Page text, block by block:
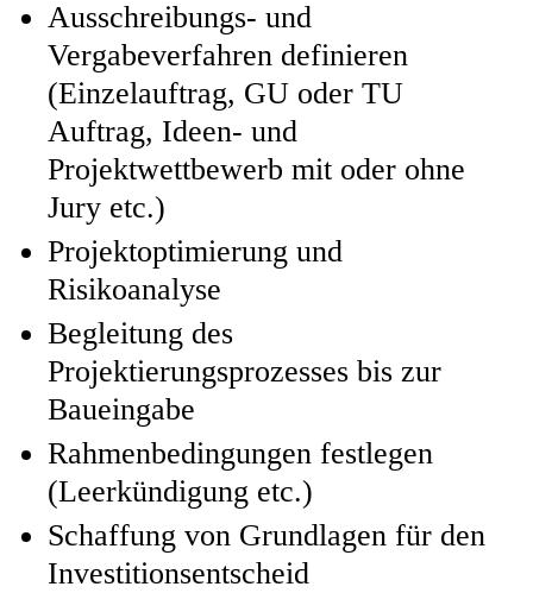
Ausschreibungs- und
Vergabeverfahren definieren
(Einzelauftrag, GU oder TU
Auftrag, Ideen- und
Projektwettbewerb mit oder ohne
Jury etc.)
Projektoptimierung und
Risikoanalyse
Begleitung des
Projektierungsprozesses bis zur
Baueingabe
Rahmenbedingungen festlegen
(Leerkündigung etc.)
Schaffung von Grundlagen für den
Investitionsentscheid